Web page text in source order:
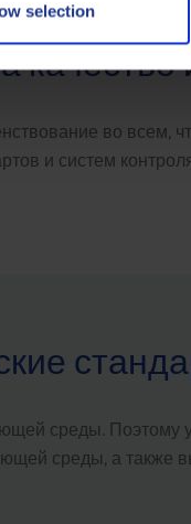
selection
качество
во
и систем
среды. Поэтому
среды, а также